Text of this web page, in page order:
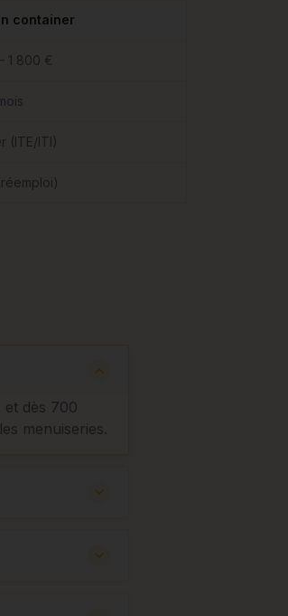
container
1 800 €
(ITE/ITI)
et dès 700
menuiseries.